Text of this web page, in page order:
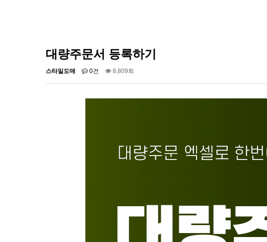
대량주문서 등록하기
스타일도매 0건 8,809회